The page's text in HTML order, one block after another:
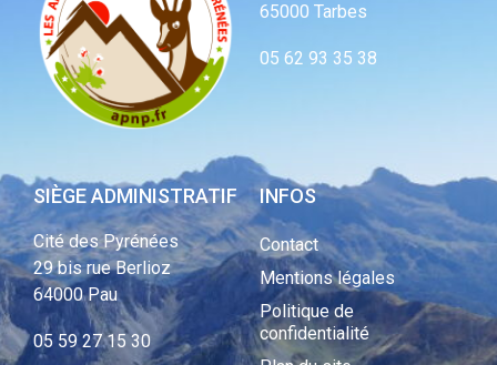
65000 Tarbes
05 62 93 35 38
SIÈGE ADMINISTRATIF
Cité des Pyrénées
29 bis rue Berlioz
64000 Pau
05 59 27 15 30
INFOS
Contact
Mentions légales
Politique de
confidentialité